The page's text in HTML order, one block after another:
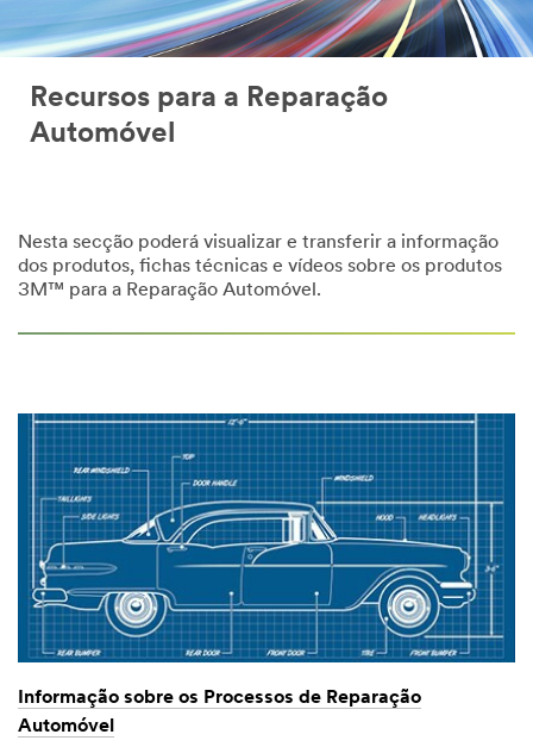
Recursos para a Reparação
Automóvel
Nesta secção poderá visualizar e transferir a informação
dos produtos, fichas técnicas e vídeos sobre os produtos
3M™ para a Reparação Automóvel.
Informação sobre os Processos de Reparação
Automóvel